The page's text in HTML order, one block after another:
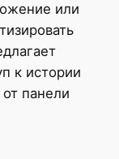
или
к истории
панели